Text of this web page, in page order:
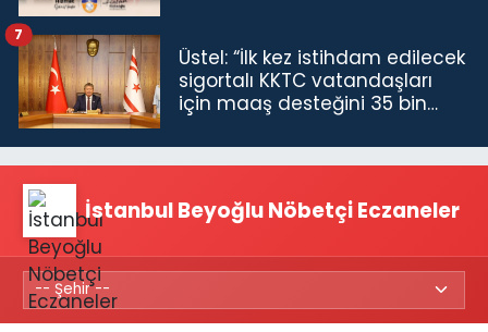
Üstel: “İlk kez istihdam edilecek
sigortalı KKTC vatandaşları
için maaş desteğini 35 bin
7
İstanbul Beyoğlu Nöbetçi Eczaneler